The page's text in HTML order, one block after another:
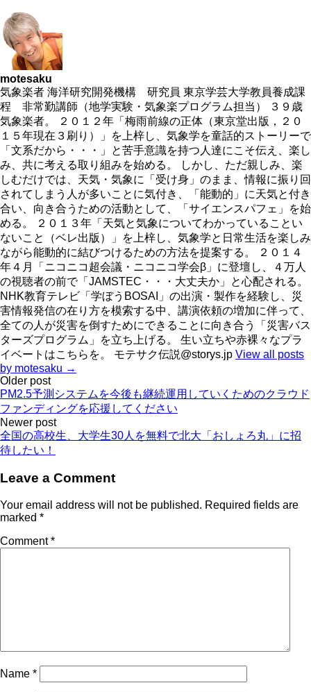
motesaku
気象楽者 海洋研究開発機構 研究員 東京学芸大学教員養成課
程 非常勤講師（地学実験・気象楽プログラム担当） ３９歳
気象楽者。 ２０１２年「梅雨前線の正体（東京堂出版，２０
１５年現在３刷り）」を上梓し、気象学を童話的ストーリーで
「文系だから・・・」と苦手意識を持つ人達にこそ伝え、楽し
み、共に考える取り組みを始める。 しかし、ただ親しみ、楽
しむだけでは、天気・気象に「受け身」のまま、情報に振り回
されてしまう人が多いことに気付き、「能動的」に天気と付き
合い、向き合うための活動として、「サイエンスパフェ」を始
める。 ２０１３年「天気と気象についてわかっていることい
ないこと（ベレ出版）」を上梓し、気象学と日常生活を楽しみ
ながら能動的に結びつけるための方法を提案する。 ２０１４
年４月「ニコニコ超会議・ニコニコ学会β」に登壇し、４万人
の視聴者の前で「JAMSTEC・・・大丈夫か」と心配される。
NHK教育テレビ「学ぼうBOSAI」の出演・製作を経験し、災
害情報発信の在り方を模索する中、講演依頼の増加に伴って、
全ての人が災害を倒すためにできることに向き合う「災害バス
ターズプログラム」を立ち上げる。 生い立ちや赤裸々なプラ
イベートはこちらを。 モテサク伝説@storys.jp View all posts
by motesaku →
Post
navigation
Older post
PM2.5予測システムを今後も継続運用していくためのクラウド
ファンディングを応援してください
Newer post
全国の高校生、大学生30人を無料で北大「おしょろ丸」に招
待したい！
Leave a Comment
Your email address will not be published. Required fields are
marked *
Comment*
Name *